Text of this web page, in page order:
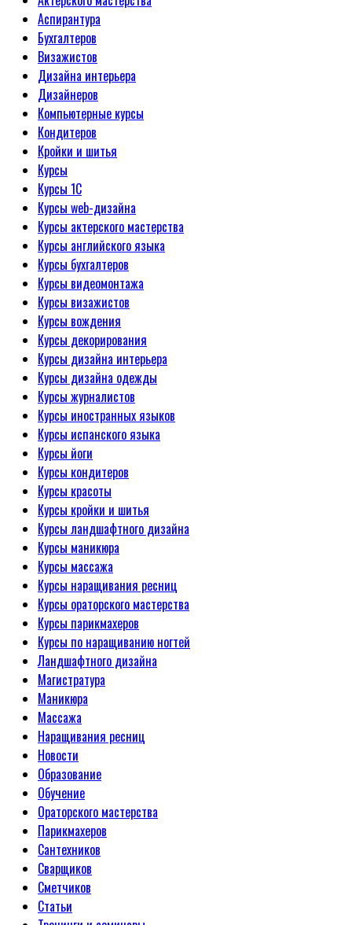
Аспирантура
Бухгалтеров
Визажистов
Дизайна интерьера
Дизайнеров
Компьютерные курсы
Кондитеров
Кройки и шитья
Курсы
Курсы 1С
Курсы web-дизайна
Курсы актерского мастерства
Курсы английского языка
Курсы бухгалтеров
Курсы видеомонтажа
Курсы визажистов
Курсы вождения
Курсы декорирования
Курсы дизайна интерьера
Курсы дизайна одежды
Курсы журналистов
Курсы иностранных языков
Курсы испанского языка
Курсы йоги
Курсы кондитеров
Курсы красоты
Курсы кройки и шитья
Курсы ландшафтного дизайна
Курсы маникюра
Курсы массажа
Курсы наращивания ресниц
Курсы ораторского мастерства
Курсы парикмахеров
Курсы по наращиванию ногтей
Ландшафтного дизайна
Магистратура
Маникюра
Массажа
Наращивания ресниц
Новости
Образование
Обучение
Ораторского мастерства
Парикмахеров
Сантехников
Сварщиков
Сметчиков
Статьи